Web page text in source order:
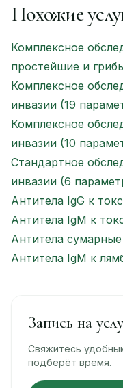
Похожие
Комплексное
простейшие и
Комплексное
инвазии (19
Комплексное
инвазии (10
Стандартное
инвазии (6
Антитела IgG к
Антитела IgМ к
Антитела
Антитела IgМ к
Запись на
Свяжитесь
подберёт время.